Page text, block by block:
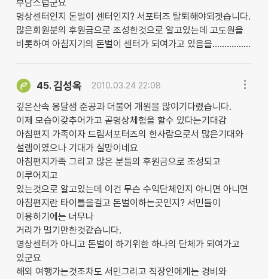
부담스럽군요
명상센터인지 돈벌이 센터인지? 서포터즈 탈퇴해야되겟습니다.
많은회원분의 후원금으로 조성한것으로 알고있는데 고도원을
비롯하여 아침지기의 돈벌이 센터가 되여가고 있음을................
45.김성옥 2010.03.24 22:08
깊은산속 옹달샘 준공과 더불어 개원을 많이기다렸습니다.
이제 모습이갖추어가고 곧명상체험을 할수 있다는기대감
아침편지 가족이자 드림서포터즈의 한사람으로서 많은기대와
설렘이였으나 기대가 실망이네요
아침편지가족 그리고 많은 분들의 후원금으로 조성되고
이루어지고
있는것으로 알고있는데 이건 무슨 수익단체인지 아니면 아니면
아침편지란 타이틀을걸고 돈벌이하는곳인지? 서민들이
이용하기에는 너무나
거리가 멀기만한것같습니다.
명상센터가 아니고 돈벌이 하기위한 하나의 단체가 되여가고
있군요
해외 여행가는것조차도 서민그리고 직장인에게는 경비와